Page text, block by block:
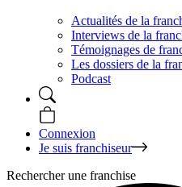
Actualités de la
Interviews de la
Témoignages de
Les dossiers de la
Podcast
Connexion
Je suis franchiseur
Rechercher une franchise